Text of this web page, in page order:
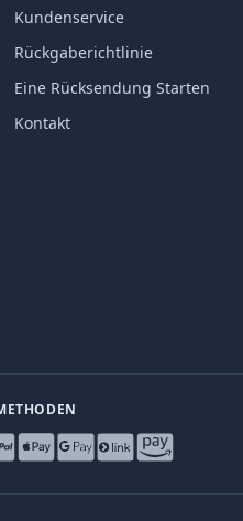
Kundenservice
Rückgaberichtlinie
Eine Rücksendung Starten
Kontakt